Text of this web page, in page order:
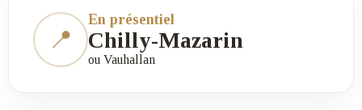
📍
En présentiel
Chilly-Mazarin
ou Vauhallan